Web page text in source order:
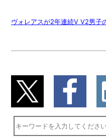
ヴォレアスが2年連続V V2男子